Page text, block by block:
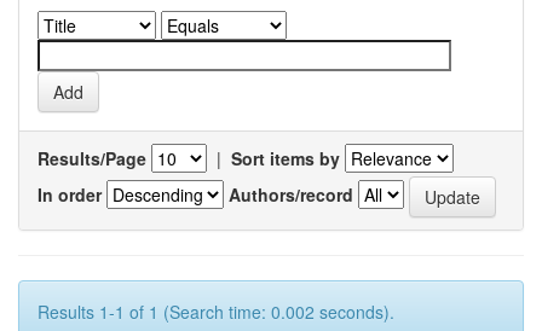
Results/Page | Sort items by
In order
Authors/record
Results 1-1 of 1 (Search time: 0.002 seconds).